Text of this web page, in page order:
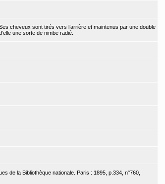
cheveux sont tirés vers l’arrière et maintenus par une double
une sorte de nimbe radié.
de la Bibliothèque nationale. Paris : 1895, p.334, n°760,